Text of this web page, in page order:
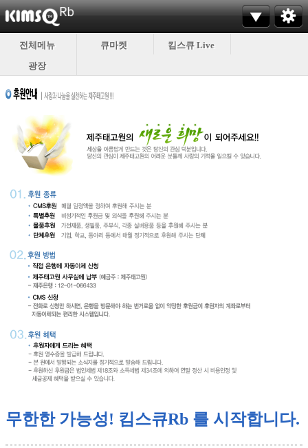
전체메뉴 큐마켓
킴스큐 Live
광장
무한한 가능성! 킴스큐Rb 를 시작합니다.